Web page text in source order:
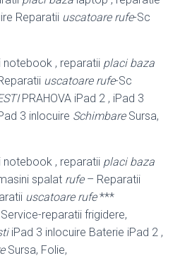
Reparatii uscatoare rufe-Sc
notebook , reparatii placi baza
uscatoare rufe-Sc
PRAHOVA iPad 2 , iPad 3
3 inlocuire SchimbareSursa,
notebook , reparatii placi baza
spalat rufe– Reparatii
uscatoare rufe***
Service-reparatii frigidere,
iPad 3 inlocuire Baterie iPad 2 ,
Sursa, Folie,